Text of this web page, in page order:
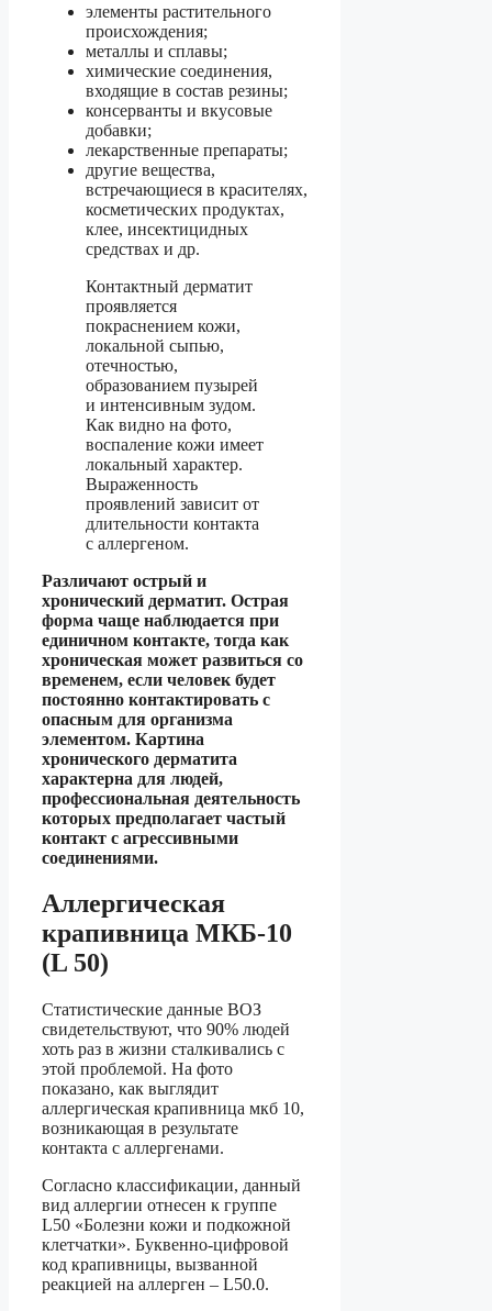
элементы растительного
происхождения;
металлы и сплавы;
химические соединения,
входящие в состав резины;
консерванты и вкусовые
добавки;
лекарственные препараты;
другие вещества,
встречающиеся в красителях,
косметических продуктах,
клее, инсектицидных
средствах и др.
Контактный дерматит
проявляется
покраснением кожи,
локальной сыпью,
отечностью,
образованием пузырей
и интенсивным зудом.
Как видно на фото,
воспаление кожи имеет
локальный характер.
Выраженность
проявлений зависит от
длительности контакта
с аллергеном.
Различают острый и
хронический дерматит. Острая
форма чаще наблюдается при
единичном контакте, тогда как
хроническая может развиться со
временем, если человек будет
постоянно контактировать с
опасным для организма
элементом. Картина
хронического дерматита
характерна для людей,
профессиональная деятельность
которых предполагает частый
контакт с агрессивными
соединениями.
Аллергическая
крапивница МКБ-10
(L 50)
Статистические данные ВОЗ
свидетельствуют, что 90% людей
хоть раз в жизни сталкивались с
этой проблемой. На фото
показано, как выглядит
аллергическая крапивница мкб 10,
возникающая в результате
контакта с аллергенами.
Согласно классификации, данный
вид аллергии отнесен к группе
L50 «Болезни кожи и подкожной
клетчатки». Буквенно-цифровой
код крапивницы, вызванной
реакцией на аллерген – L50.0.